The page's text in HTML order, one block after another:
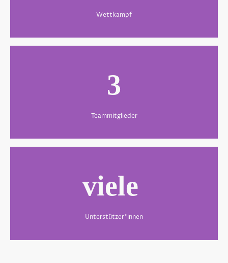
Wettkampf
3
Teammitglieder
viele
Unterstützer*innen